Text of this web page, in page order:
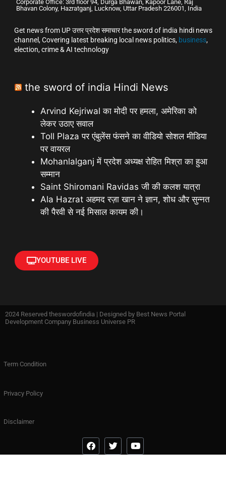
Corporate Office: 3rd floor 94, Durga Bhawan, Kapoor Lane, Raj
Bhavan Colony, Hazratganj, Lucknow, Uttar Pradesh 226001, India
Get news from UP उत्तर प्रदेश समाचार the sword of india hindi news
channel, Covering latest breaking local news politics, business,
election, crime & AI technology
the sword of india Hindi News
Arvind Kejriwal का मोदी पर हमला, अमेरिका को
लेकर उठाए सवाल
Toll Plaza पर एंबुलेंस फंसने का वीडियो सोशल मीडिया
पर वायरल
Mohanlalganj में प्रदेश अध्यक्ष रोहित मिश्रा का हुआ
सम्मान
Saint Shiromani Ravidas जी की कलश यात्रा
Ala Hazrat अहमद रज़ा खान ने ज्ञान, शोध और सुन्नत
की पैरवी से नई मिसाल कायम की।
YOUTUBE LIVE
2024 Reserved theswordofindia | Designed by Best News Portal
Development Company Business Universe PR
Term Condition
Privacy Policy
Disclaimer